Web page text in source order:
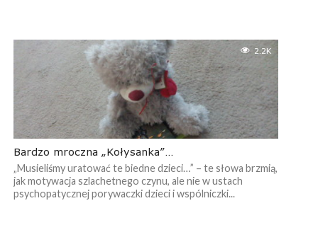
2.2K
Bardzo mroczna „Kołysanka”…
„Musieliśmy uratować te biedne dzieci…” – te słowa brzmią,
jak motywacja szlachetnego czynu, ale nie w ustach
psychopatycznej porywaczki dzieci i wspólniczki...